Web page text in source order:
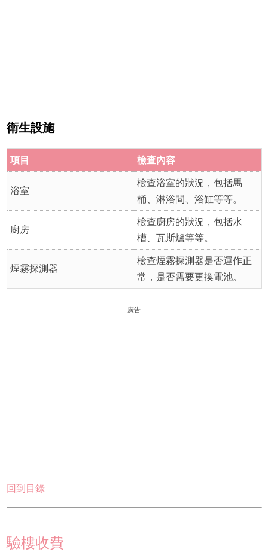
衛生設施
項目 檢查內容
浴室
檢查浴室的狀況，包括馬
桶、淋浴間、浴缸等等。
廚房
檢查廚房的狀況，包括水
槽、瓦斯爐等等。
煙霧探測器
檢查煙霧探測器是否運作正
常，是否需要更換電池。
廣告
回到目錄
驗樓收費